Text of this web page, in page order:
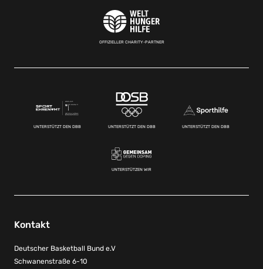
OFFIZIELLER CHARITY-PARTNER
UNTERSTÜTZT DEN DBB UNTERSTÜTZT DEN DBB UNTERSTÜTZT DEN DBB
UNTERSTÜTZEN WIR
Kontakt
Deutscher Basketball Bund e.V
Schwanenstraße 6-10